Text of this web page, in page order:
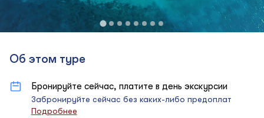
Об этом туре
Бронируйте сейчас, платите в день экскурсии
Забронируйте сейчас без каких-либо предоплат
Подробнее